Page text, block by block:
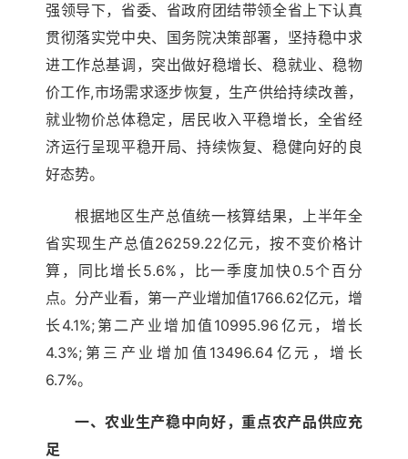
强领导下，省委、省政府团结带领全省上下认真
贯彻落实党中央、国务院决策部署，坚持稳中求
进工作总基调，突出做好稳增长、稳就业、稳物
价工作,市场需求逐步恢复，生产供给持续改善，
就业物价总体稳定，居民收入平稳增长，全省经
济运行呈现平稳开局、持续恢复、稳健向好的良
好态势。
根据地区生产总值统一核算结果，上半年全
省实现生产总值26259.22亿元，按不变价格计
算，同比增长5.6%，比一季度加快0.5个百分
点。分产业看，第一产业增加值1766.62亿元，增
长4.1%;第二产业增加值10995.96亿元，增长
4.3%;第三产业增加值13496.64亿元，增长
6.7%。
一、农业生产稳中向好，重点农产品供应充
足